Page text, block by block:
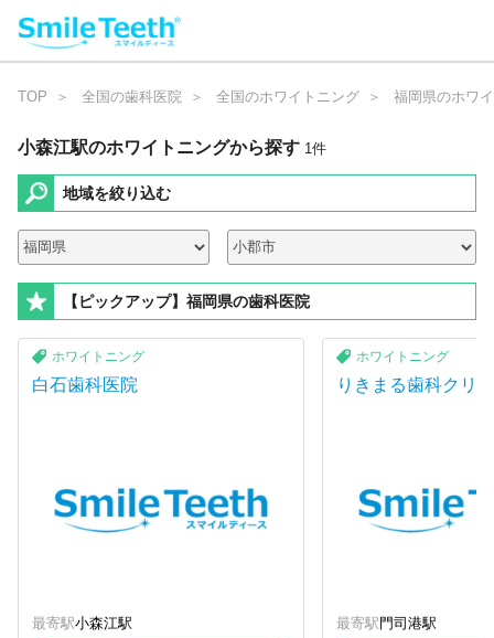
TOP 全国の歯科医院 全国のホワイトニング 福岡県のホワ
小森江駅のホワイトニングから探す 1件
地域を絞り込む
【ピックアップ】福岡県の歯科医院
ホワイトニング
白石歯科医院
最寄駅小森江駅
ホワイトニング
りきまる歯科クリ
最寄駅 門司港駅